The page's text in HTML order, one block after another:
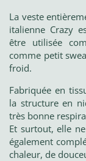
La veste
italienne Crazy
être utilisée
comme petit
froid.
Fabriquée en
la structure en
très bonne
Et surtout, elle
également
chaleur, de